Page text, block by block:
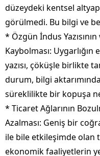
düzeydeki kentsel
görülmedi. Bu bilgi ve
* Özgün İndus
Kaybolması:
yazısı, çöküşle birlikte
durum, bilgi
süreklilikte bir kopuşa
* Ticaret Ağlarının
Azalması: Geniş bir
ile bile etkileşimde olan
ekonomik faaliyetlerin